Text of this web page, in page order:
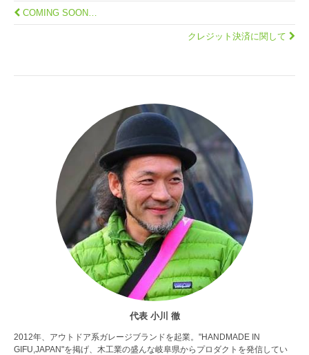
COMING SOON…
クレジット決済に関して
代表 小川 徹
2012年、アウトドア系ガレージブランドを起業。"HANDMADE IN
GIFU,JAPAN"を掲げ、木工業の盛んな岐阜県からプロダクトを発信してい